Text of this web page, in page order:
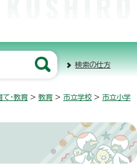
検索の仕方
て・教育 > 教育 > 市立学校> 市立小学